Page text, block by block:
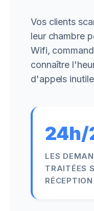
Vos clients
leur chambre
Wifi,
connaître
d'appels
24h/
LES
TRAITÉES
RÉCEPTION